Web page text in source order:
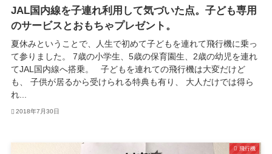
JAL国内線を子連れ利用して気づいた点。子ども専用
のサービスとおもちゃプレゼント。
夏休みということで、人生で初めて子どもを連れて飛行機に乗っ
て参りました。 7歳の小学生、5歳の保育園生、2歳の幼児を連れ
てJAL国内線へ搭乗。 子どもを連れての飛行機は大変だけど
も、 子供が居るから受けられる特典も有り、 大人だけでは得ら
れ...
2018年7月30日
飛行機